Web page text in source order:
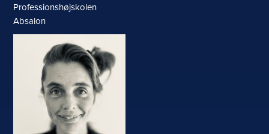
Professionshøjskolen
Absalon